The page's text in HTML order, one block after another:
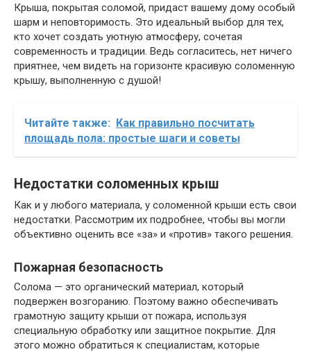
Крыша, покрытая соломой, придаст вашему дому особый
шарм и неповторимость. Это идеальный выбор для тех,
кто хочет создать уютную атмосферу, сочетая
современность и традиции. Ведь согласитесь, нет ничего
приятнее, чем видеть на горизонте красивую соломенную
крышу, выполненную с душой!
Читайте также: Как правильно посчитать
площадь пола: простые шаги и советы
Недостатки соломенных крыш
Как и у любого материала, у соломенной крыши есть свои
недостатки. Рассмотрим их подробнее, чтобы вы могли
объективно оценить все «за» и «против» такого решения.
Пожарная безопасность
Солома — это органический материал, который
подвержен возгоранию. Поэтому важно обеспечивать
грамотную защиту крыши от пожара, используя
специальную обработку или защитное покрытие. Для
этого можно обратиться к специалистам, которые